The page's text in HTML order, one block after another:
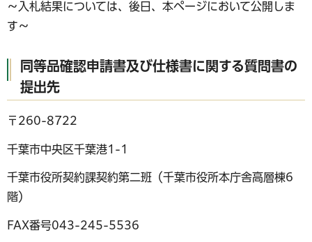
～入札結果については、後日、本ページにおいて公開しま
す～
同等品確認申請書及び仕様書に関する質問書の
提出先
〒260-8722
千葉市中央区千葉港1-1
千葉市役所契約課契約第二班（千葉市役所本庁舎高層棟6
階）
FAX番号043-245-5536